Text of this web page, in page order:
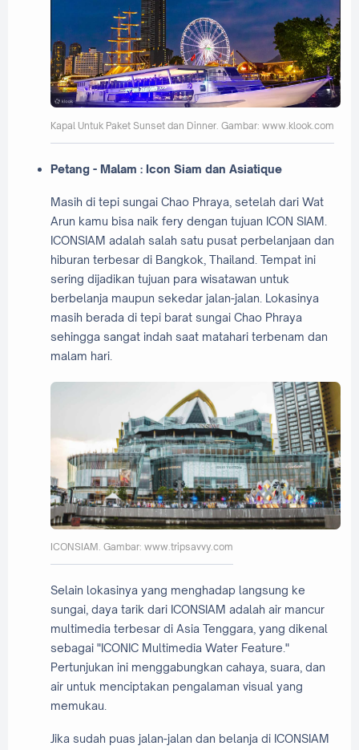
Kapal Untuk Paket Sunset dan Dinner. Gambar: www.klook.com
Petang - Malam : Icon Siam dan Asiatique
Masih di tepi sungai Chao Phraya, setelah dari Wat
Arun kamu bisa naik fery dengan tujuan ICON SIAM.
ICONSIAM adalah salah satu pusat perbelanjaan dan
hiburan terbesar di Bangkok, Thailand. Tempat ini
sering dijadikan tujuan para wisatawan untuk
berbelanja maupun sekedar jalan-jalan. Lokasinya
masih berada di tepi barat sungai Chao Phraya
sehingga sangat indah saat matahari terbenam dan
malam hari.
ICONSIAM. Gambar: www.tripsavvy.com
Selain lokasinya yang menghadap langsung ke
sungai, daya tarik dari ICONSIAM adalah air mancur
multimedia terbesar di Asia Tenggara, yang dikenal
sebagai "ICONIC Multimedia Water Feature."
Pertunjukan ini menggabungkan cahaya, suara, dan
air untuk menciptakan pengalaman visual yang
memukau.
Jika sudah puas jalan-jalan dan belanja di ICONSIAM